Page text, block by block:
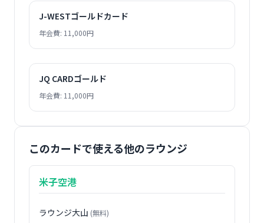
J-WESTゴールドカード
年会費: 11,000円
JQ CARDゴールド
年会費: 11,000円
このカードで使える他のラウンジ
米子空港
ラウンジ大山 (無料)